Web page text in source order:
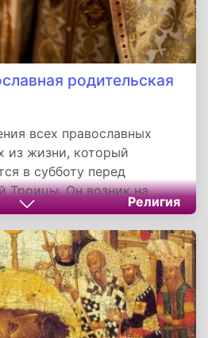
родительская
всех православных
из жизни, который
в субботу перед
Троицы. Он возник на
традиции и наполнен
призывающим к
живых и усопших. Этот
значение для верующих,
на Воскресение и в
Церковь
как часть живого
Религия